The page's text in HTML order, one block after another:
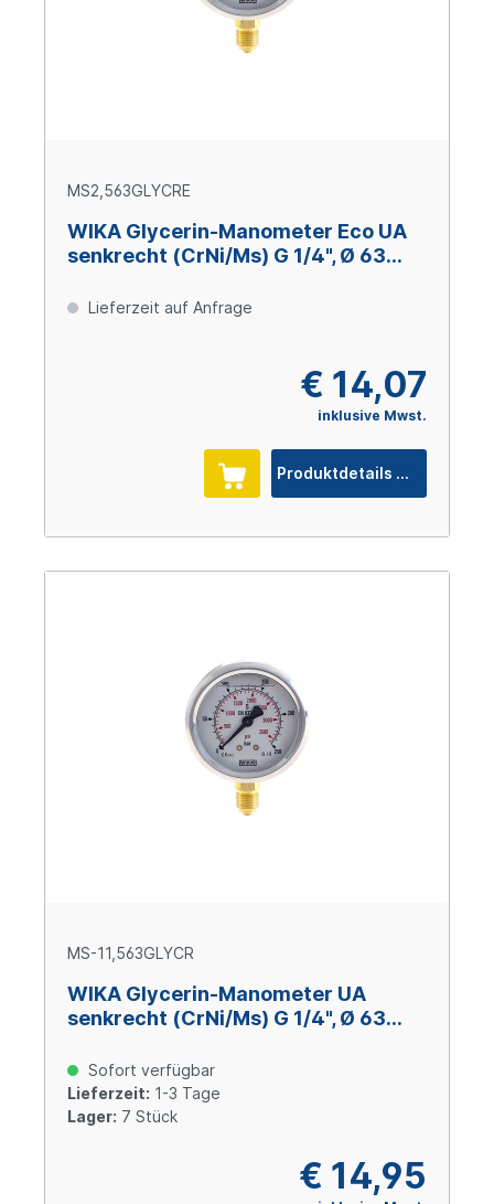
MS2,563GLYCRE
WIKA Glycerin-Manometer Eco UA
senkrecht (CrNi/Ms) G 1/4", Ø 63
Lieferzeit auf Anfrage
€ 14,07
inklusive Mwst.
Produktdetails
MS-11,563GLYCR
WIKA Glycerin-Manometer UA
senkrecht (CrNi/Ms) G 1/4", Ø 63
Sofort verfügbar
Lieferzeit: 1-3 Tage
Lager: 7 Stück
€ 14,95